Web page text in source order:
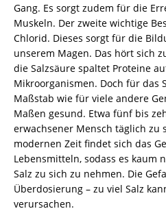
Gang. Es sorgt zudem für die
Muskeln. Der zweite wichtige
Chlorid. Dieses sorgt für die
unserem Magen. Das hört sich
die Salzsäure spaltet Proteine
Mikroorganismen. Doch für das
Maßstab wie für viele andere
Maßen gesund. Etwa fünf bis
erwachsener Mensch täglich zu
modernen Zeit findet sich das
Lebensmitteln, sodass es kaum
Salz zu sich zu nehmen. Die
Überdosierung – zu viel Salz
verursachen.